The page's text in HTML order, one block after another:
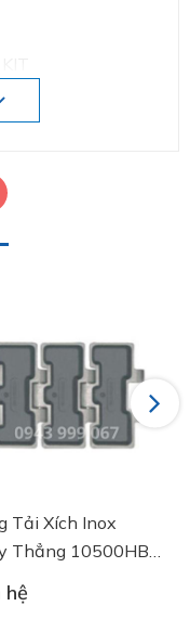
Tải Xích Inox
Thẳng 10500HB
K325HBVG
Plast
hệ
Next